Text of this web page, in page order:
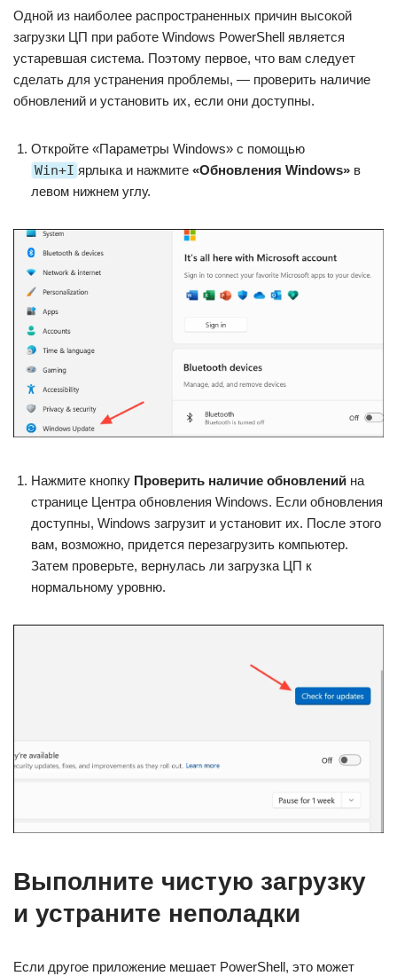
Одной из наиболее распространенных причин высокой
загрузки ЦП при работе Windows PowerShell является
устаревшая система. Поэтому первое, что вам следует
сделать для устранения проблемы, — проверить наличие
обновлений и установить их, если они доступны.
Откройте «Параметры Windows» с помощью
Win+I ярлыка и нажмите «Обновления Windows» в
левом нижнем углу.
Нажмите кнопку Проверить наличие обновлений на
странице Центра обновления Windows. Если обновления
доступны, Windows загрузит и установит их. После этого
вам, возможно, придется перезагрузить компьютер.
Затем проверьте, вернулась ли загрузка ЦП к
нормальному уровню.
Выполните чистую загрузку
и устраните неполадки
Если другое приложение мешает PowerShell, это может